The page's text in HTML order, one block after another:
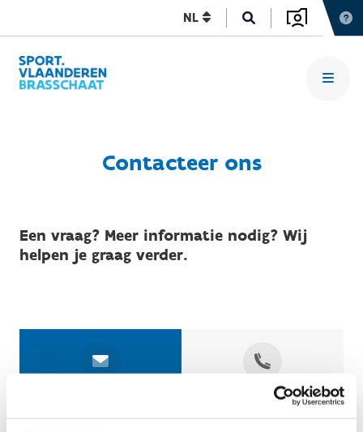
NL
Contacteer ons
Een vraag? Meer informatie nodig? Wij
helpen je graag verder.